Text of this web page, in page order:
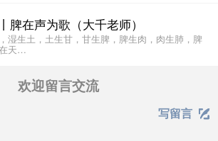
脾在声为歌（大千老师）
湿生土，土生甘，甘生脾，脾生肉，肉生肺，脾
天…
欢迎留言交流
写留言 